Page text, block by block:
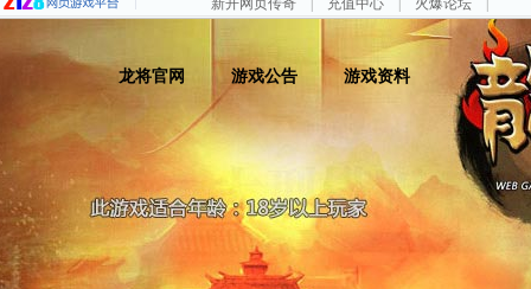
新开网页传奇 充值中心 火爆论坛
龙将官网 游戏公告 游戏资料